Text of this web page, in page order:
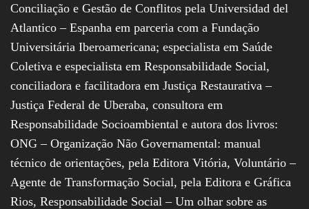
Conciliação e Gestão de Conflitos pela Universidad del
Atlantico – Espanha em parceria com a Fundação
Universitária Iberoamericana; especialista em Saúde
Coletiva e especialista em Responsabilidade Social,
conciliadora e facilitadora em Justiça Restaurativa –
Justiça Federal de Uberaba, consultora em
Responsabilidade Socioambiental e autora dos livros:
ONG – Organização Não Governamental: manual
técnico de orientações, pela Editora Vitória, Voluntário –
Agente de Transformação Social, pela Editora e Gráfica
Rios, Responsabilidade Social – Um olhar sobre as